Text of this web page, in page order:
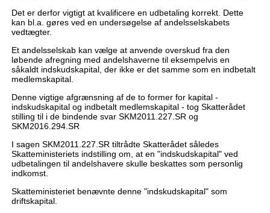
Det er derfor vigtigt at kvalificere en udbetaling korrekt. Dette
kan bl.a. gøres ved en undersøgelse af andelsselskabets
vedtægter.
Et andelsselskab kan vælge at anvende overskud fra den
løbende afregning med andelshaverne til eksempelvis en
såkaldt indskudskapital, der ikke er det samme som en indbetalt
medlemskapital.
Denne vigtige afgrænsning af de to former for kapital -
indskudskapital og indbetalt medlemskapital - tog Skatterådet
stilling til i de bindende svar SKM2011.227.SR og
SKM2016.294.SR
I sagen SKM2011.227.SR tiltrådte Skatterådet således
Skatteministeriets indstilling om, at en "indskudskapital" ved
udbetalingen til andelshavere skulle beskattes som personlig
indkomst.
Skatteministeriet benævnte denne "indskudskapital" som
driftskapital.